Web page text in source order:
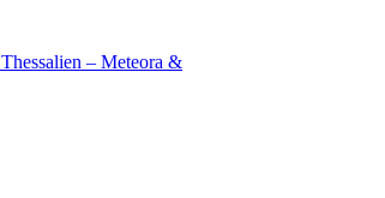
Thessalien – Meteora &